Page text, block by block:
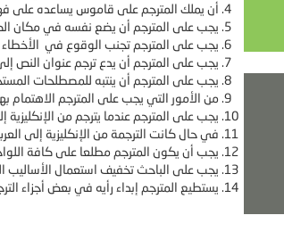
أن يملك المترجم على قاموس يساعده على
يجب على المترجم أن يضع نفسه في مكان
يجب على المترجم تجنب الوقوع في الأخطاء
يجب على المترجم أن يدع ترجم عنوان النص
يجب على المترجم أن ينتبه للمصطلحات
من الأمور التي يجب على المترجم الاهتمام
يجب على المترجم عندما يترجم من
في حال كانت الترجمة من الإنكليزية إلى
يجب أن يكون المترجم مطلعا على كافة
يجب على الباحث تخفيف استعمال الأساليب
يستطيع المترجم إبداء رأيه في بعض أجزاء